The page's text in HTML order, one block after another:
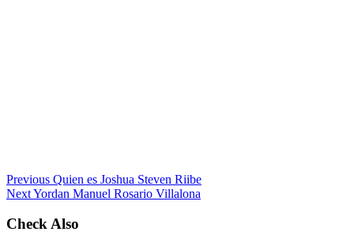
Previous Quien es Joshua Steven Riibe
NextYordan Manuel Rosario Villalona
Check Also